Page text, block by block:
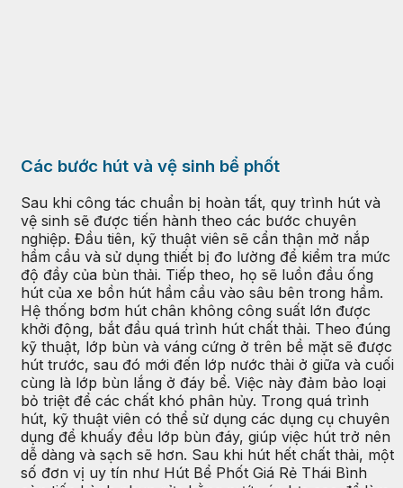
Các bước hút và vệ sinh bể phốt
Sau khi công tác chuẩn bị hoàn tất, quy trình hút và
vệ sinh sẽ được tiến hành theo các bước chuyên
nghiệp. Đầu tiên, kỹ thuật viên sẽ cẩn thận mở nắp
hầm cầu và sử dụng thiết bị đo lường để kiểm tra mức
độ đầy của bùn thải. Tiếp theo, họ sẽ luồn đầu ống
hút của xe bồn hút hầm cầu vào sâu bên trong hầm.
Hệ thống bơm hút chân không công suất lớn được
khởi động, bắt đầu quá trình hút chất thải. Theo đúng
kỹ thuật, lớp bùn và váng cứng ở trên bề mặt sẽ được
hút trước, sau đó mới đến lớp nước thải ở giữa và cuối
cùng là lớp bùn lắng ở đáy bể. Việc này đảm bảo loại
bỏ triệt để các chất khó phân hủy. Trong quá trình
hút, kỹ thuật viên có thể sử dụng các dụng cụ chuyên
dụng để khuấy đều lớp bùn đáy, giúp việc hút trở nên
dễ dàng và sạch sẽ hơn. Sau khi hút hết chất thải, một
số đơn vị uy tín như Hút Bể Phốt Giá Rẻ Thái Bình